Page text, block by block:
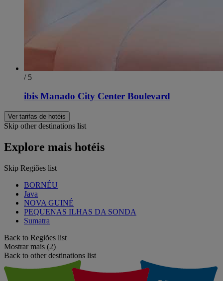
/ 5
ibis Manado City Center Boulevard
Ver tarifas de hotéis
Skip other destinations list
Explore mais hotéis
Skip Regiões list
BORNÉU
Java
NOVA GUINÉ
PEQUENAS ILHAS DA SONDA
Sumatra
Back to Regiões list
Mostrar mais (2)
Back to other destinations list